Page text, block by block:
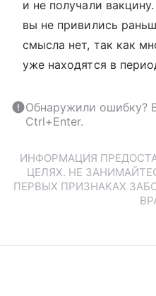
и не получали
вы не привились
смысла нет, так как
уже находятся в
Обнаружили ошибку?
Ctrl+Enter.
ИНФОРМАЦИЯ
ЦЕЛЯХ. НЕ
ПЕРВЫХ ПРИЗНАКАХ